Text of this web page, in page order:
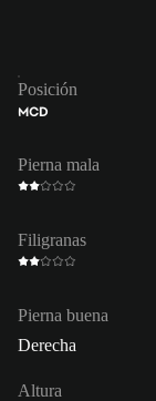
Posición
MCD
Pierna mala
Filigranas
Pierna buena
Derecha
Altura